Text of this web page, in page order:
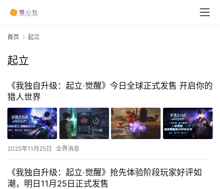
首页 起立
起立
《我独自升级：起立·觉醒》今日全球正式发售 开启你的
猎人世界
2025年11月25日 业界消息
《我独自升级：起立·觉醒》抢先体验阶段玩家好评如
潮，明日11月25日正式发售